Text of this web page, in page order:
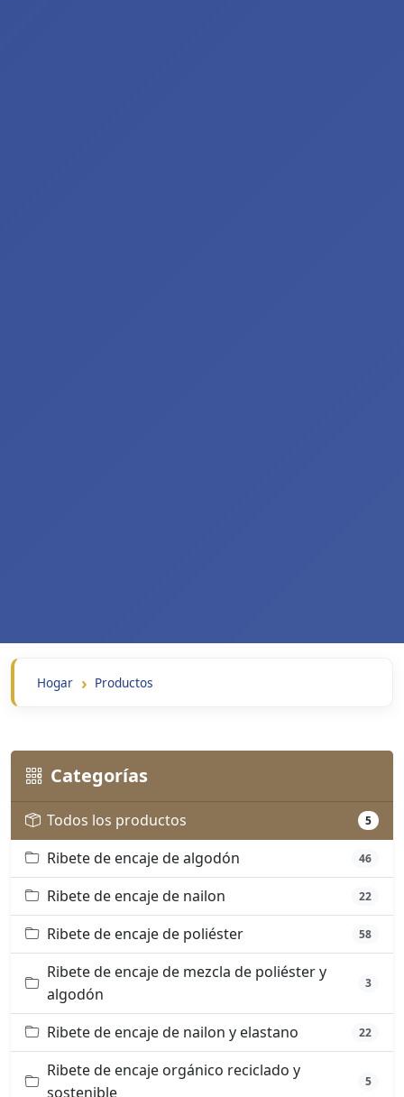
Hogar Productos
Categorías
Todos los productos 5
Ribete de encaje de algodón 46
Ribete de encaje de nailon 22
Ribete de encaje de poliéster 58
Ribete de encaje de mezcla de poliéster y
algodón
3
Ribete de encaje de nailon y elastano 22
Ribete de encaje orgánico reciclado y
sostenible
5